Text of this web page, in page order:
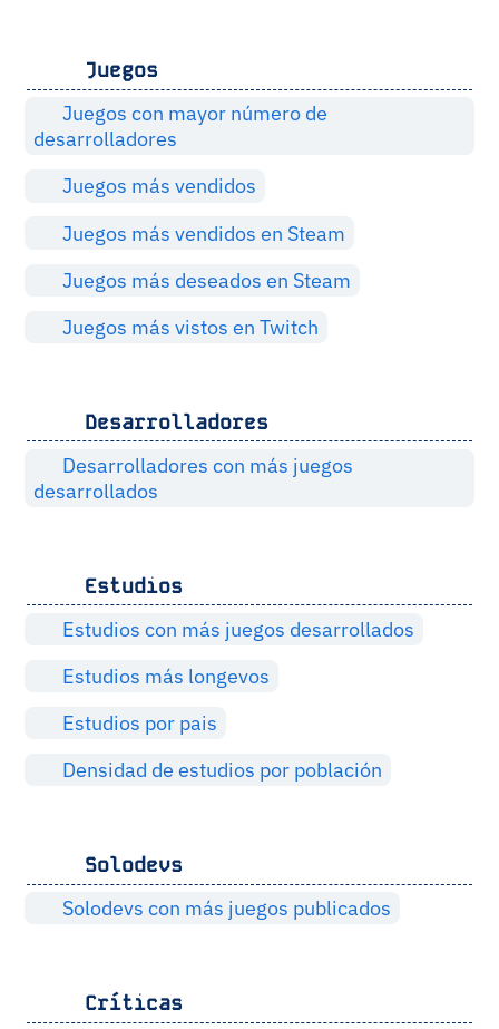
Juegos
Juegos con mayor número de
desarrolladores
Juegos más vendidos
Juegos más vendidos en Steam
Juegos más deseados en Steam
Juegos más vistos en Twitch
Desarrolladores
Desarrolladores con más juegos
desarrollados
Estudios
Estudios con más juegos desarrollados
Estudios más longevos
Estudios por pais
Densidad de estudios por población
Solodevs
Solodevs con más juegos publicados
Críticas